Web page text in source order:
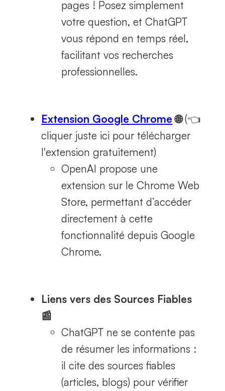
pages ! Posez simplement
votre question, et ChatGPT
vous répond en temps réel,
facilitant vos recherches
professionnelles.
Extension Google Chrome🌐(👈
cliquer juste ici pour télécharger
l'extension gratuitement)
OpenAI propose une
extension sur le Chrome Web
Store, permettant d’accéder
directement à cette
fonctionnalité depuis Google
Chrome.
Liens vers des Sources Fiables
📰
ChatGPT ne se contente pas
de résumer les informations :
il cite des sources fiables
(articles, blogs) pour vérifier